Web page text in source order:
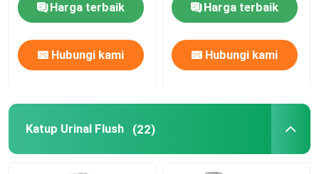
Harga terbaik
Hubungi kami
Harga terbaik
Hubungi kami
Katup Urinal Flush (22)